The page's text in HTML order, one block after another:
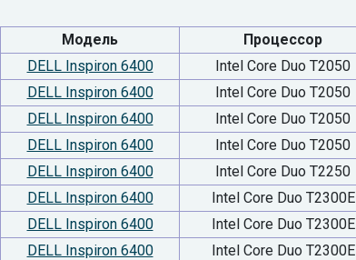
Модель Процессор
DELL Inspiron 6400
Intel Core Duo T2050
DELL Inspiron 6400
Intel Core Duo T2050
DELL Inspiron 6400
Intel Core Duo T2050
DELL Inspiron 6400
Intel Core Duo T2050
DELL Inspiron 6400
Intel Core Duo T2250
DELL Inspiron 6400
Intel Core Duo T2300E
DELL Inspiron 6400
Intel Core Duo T2300E
DELL Inspiron 6400
Intel Core Duo T2300E